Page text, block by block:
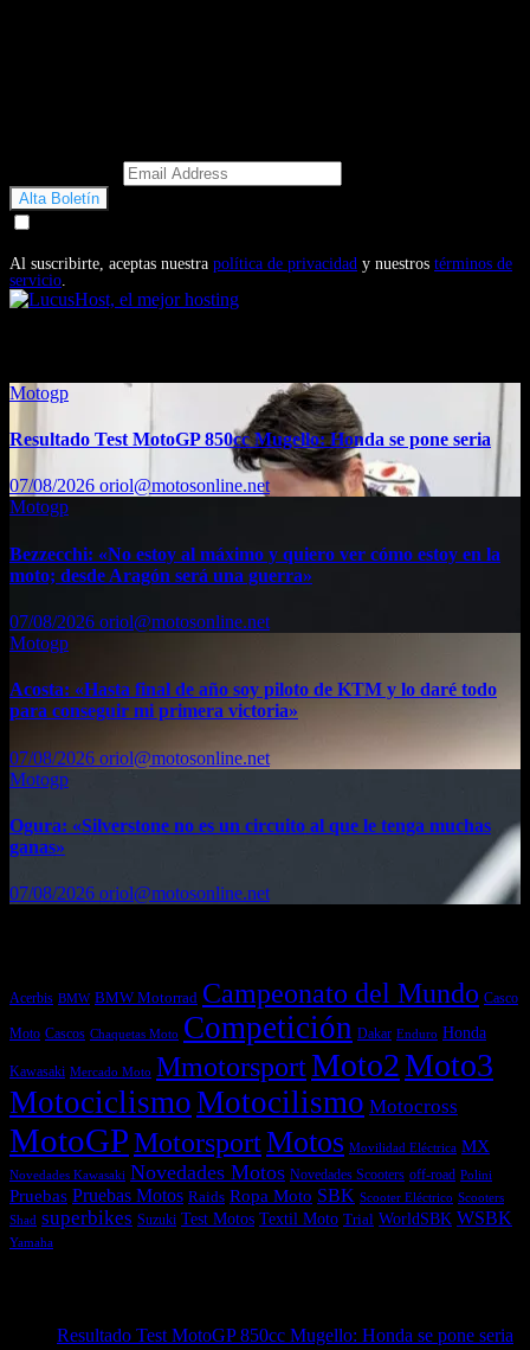
Al suscribirte, aceptas nuestra política de privacidad y nuestros términos de
servicio.
Motogp
Resultado Test MotoGP 850cc Mugello: Honda se pone seria
07/08/2026 oriol@motosonline.net
Motogp
Bezzecchi: «No estoy al máximo y quiero ver cómo estoy en la
moto; desde Aragón será una guerra»
07/08/2026 oriol@motosonline.net
Motogp
Acosta: «Hasta final de año soy piloto de KTM y lo daré todo
para conseguir mi primera victoria»
07/08/2026 oriol@motosonline.net
Motogp
Ogura: «Silverstone no es un circuito al que le tenga muchas
ganas»
07/08/2026 oriol@motosonline.net
Acerbis BMW BMW Motorrad Campeonato del Mundo Casco
Moto Cascos Chaquetas Moto Competición Dakar Enduro Honda
Kawasaki Mercado Moto MmotorsportMoto2Moto3
MotociclismoMotocilismo Motocross
MotoGPMotorsportMotos Movilidad Eléctrica MX
Novedades Kawasaki Novedades Motos Novedades Scooters off-road Polini
Pruebas Pruebas Motos Raids Ropa Moto SBK Scooter Eléctrico Scooters
Shad superbikes Suzuki Test Motos Textil Moto Trial WorldSBK WSBK
Yamaha
Resultado Test MotoGP 850cc Mugello: Honda se pone seria